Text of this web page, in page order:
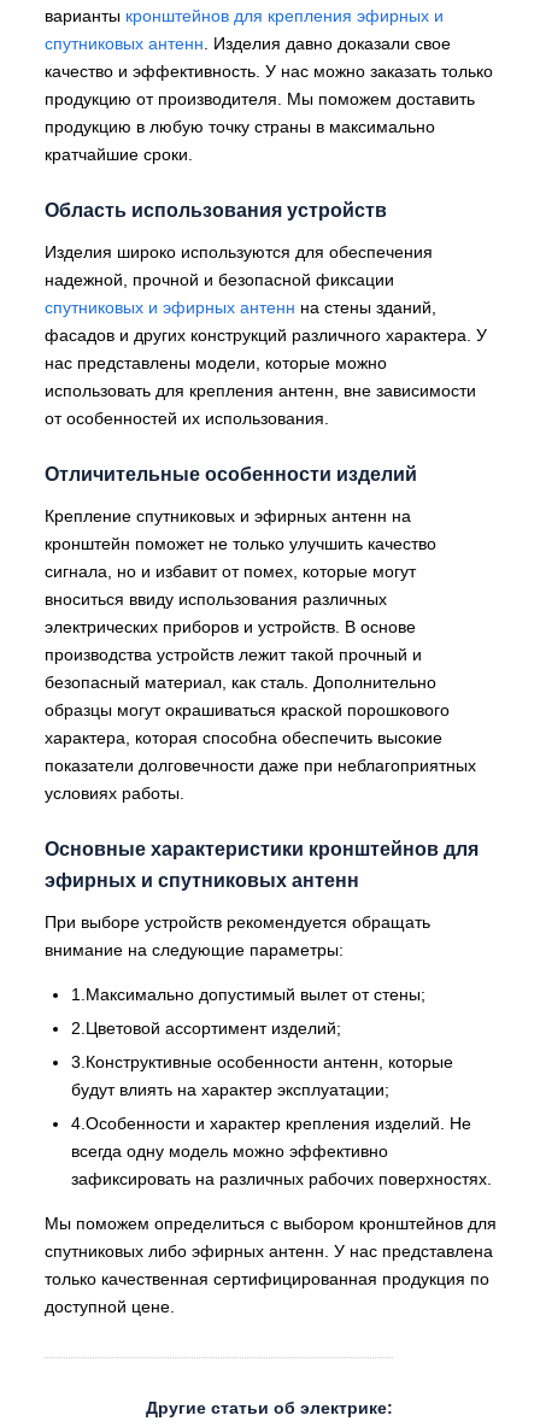
варианты кронштейнов для крепления эфирных и
спутниковых антенн. Изделия давно доказали свое
качество и эффективность. У нас можно заказать только
продукцию от производителя. Мы поможем доставить
продукцию в любую точку страны в максимально
кратчайшие сроки.
Область использования устройств
Изделия широко используются для обеспечения
надежной, прочной и безопасной фиксации
спутниковых и эфирных антенн на стены зданий,
фасадов и других конструкций различного характера. У
нас представлены модели, которые можно
использовать для крепления антенн, вне зависимости
от особенностей их использования.
Отличительные особенности изделий
Крепление спутниковых и эфирных антенн на
кронштейн поможет не только улучшить качество
сигнала, но и избавит от помех, которые могут
вноситься ввиду использования различных
электрических приборов и устройств. В основе
производства устройств лежит такой прочный и
безопасный материал, как сталь. Дополнительно
образцы могут окрашиваться краской порошкового
характера, которая способна обеспечить высокие
показатели долговечности даже при неблагоприятных
условиях работы.
Основные характеристики кронштейнов для
эфирных и спутниковых антенн
При выборе устройств рекомендуется обращать
внимание на следующие параметры:
1.Максимально допустимый вылет от стены;
2.Цветовой ассортимент изделий;
3.Конструктивные особенности антенн, которые
будут влиять на характер эксплуатации;
4.Особенности и характер крепления изделий. Не
всегда одну модель можно эффективно
зафиксировать на различных рабочих поверхностях.
Мы поможем определиться с выбором кронштейнов для
спутниковых либо эфирных антенн. У нас представлена
только качественная сертифицированная продукция по
доступной цене.
Другие статьи об электрике: